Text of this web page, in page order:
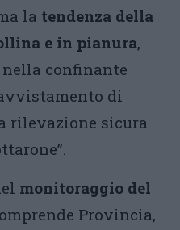
la tendenza della
e in pianura,
confinante
di
rilevazione sicura
monitoraggio del
Provincia,